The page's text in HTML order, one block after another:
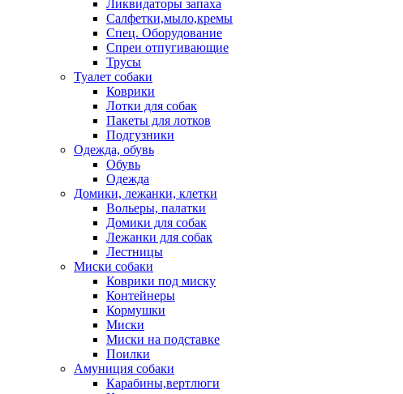
Ликвидаторы запаха
Салфетки,мыло,кремы
Спец. Оборудование
Спреи отпугивающие
Трусы
Туалет собаки
Коврики
Лотки для собак
Пакеты для лотков
Подгузники
Одежда, обувь
Обувь
Одежда
Домики, лежанки, клетки
Вольеры, палатки
Домики для собак
Лежанки для собак
Лестницы
Миски собаки
Коврики под миску
Контейнеры
Кормушки
Миски
Миски на подставке
Поилки
Амуниция собаки
Карабины,вертлюги